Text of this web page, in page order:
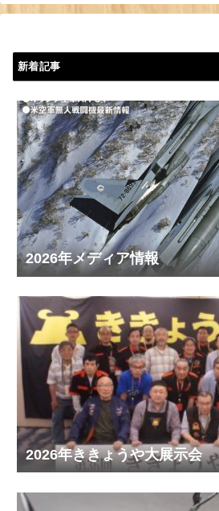
新着記事
2026年メディア情報
2026年ききょうや大展示会